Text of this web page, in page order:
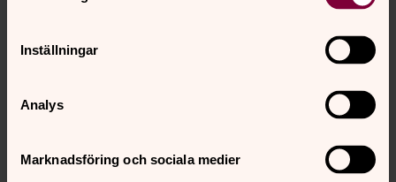
Inställningar
Analys
Marknadsföring och sociala medier